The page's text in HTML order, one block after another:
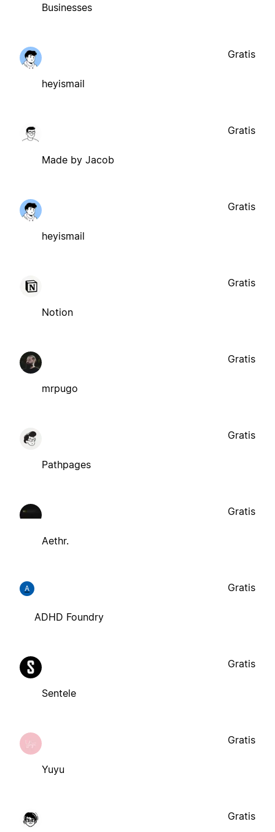
Businesses
heyismail
Gratis
Made by Jacob
Gratis
heyismail
Gratis
Notion
Gratis
mrpugo
Gratis
Pathpages
Gratis
Aethr.
Gratis
A
ADHD Foundry
Gratis
Sentele
Gratis
Yuyu
Gratis
Gratis